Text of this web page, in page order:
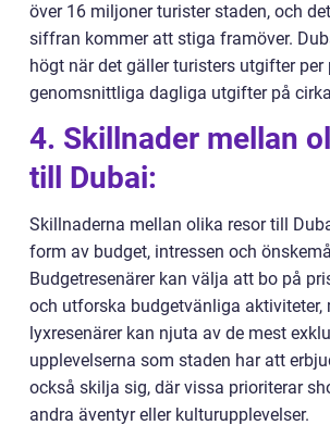
över 16 miljoner turister staden, och
siffran kommer att stiga framöver.
högt när det gäller turisters utgifter per
genomsnittliga dagliga utgifter på
4. Skillnader mellan
till Dubai:
Skillnaderna mellan olika resor till
form av budget, intressen och
Budgetresenärer kan välja att bo på
och utforska budgetvänliga aktiviteter,
lyxresenärer kan njuta av de mest
upplevelserna som staden har att
också skilja sig, där vissa prioriterar
andra äventyr eller kulturupplevelser.